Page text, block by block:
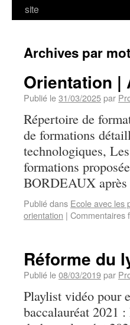
site
Archives par
Orientation |
Publié le31/03/2025par
Répertoire de
de formations
technologiques,
formations
BORDEAUX
Publié dans Ecole avec les
orientation | Commentaires
Réforme du
Publié le08/03/2019par
Playlist vidéo pour
baccalauréat 2021